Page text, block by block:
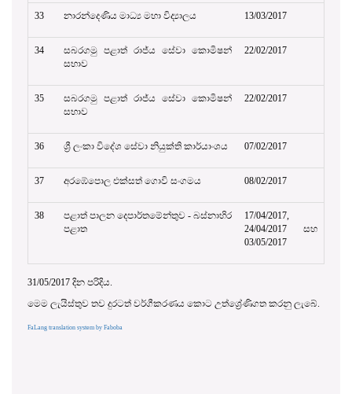
33 නාරන්දෙණිය මාධ්‍ය මහා විද්‍යාලය 13/03/2017
34
සබරගමු පළාත් රාජ්ය සේවා කොමිෂන්
සභාව
22/02/2017
35
සබරගමු පළාත් රාජ්ය සේවා කොමිෂන්
සභාව
22/02/2017
36 ශ්‍රී ලංකා විදේශ සේවා නියුක්ති කාර්යාංශය 07/02/2017
37 අරඹේපොල එක්සත් ගොවි සංගමය 08/02/2017
38
පළාත් පාලන දෙපාර්තමේන්තුව - බස්නාහිර
පළාත
17/04/2017,
24/04/2017 සහ
03/05/2017
31/05/2017 දින පරිදිය.
මෙම ලැයිස්තුව තව දුරටත් වර්ගීකරණය කොට උත්ශ්‍රේණිගත කරනු ලැබේ.
FaLang translation system by Faboba